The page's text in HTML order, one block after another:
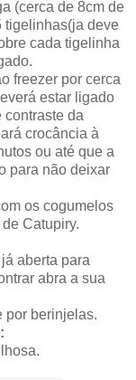
(cerca de 8cm de
tigelinhas(ja deve
cada tigelinha
freezer por cerca
estar ligado
contraste da
crocância à
ou até que a
para não deixar
os cogumelos
Catupiry.
aberta para
abra a sua
por berinjelas.